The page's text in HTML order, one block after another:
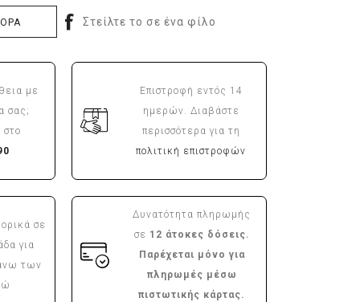
με
σας;
Επιστροφή εντός 14
ημερών. Διαβάστε
περισσότερα για τη
πολιτική επιστροφών
σε
για
των
Δυνατότητα πληρωμής
σε 12 άτοκες δόσεις.
Παρέχεται μόνο για
πληρωμές μέσω
πιστωτικής κάρτας.